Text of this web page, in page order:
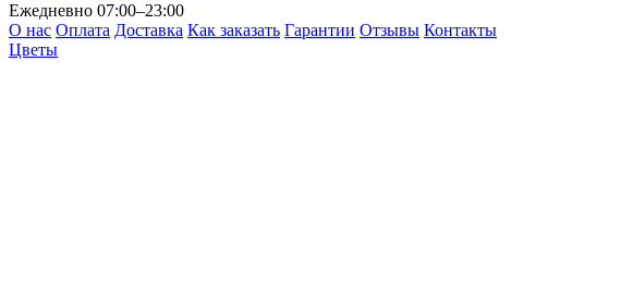
Ежедневно 07:00–23:00
О нас Оплата Доставка Как заказать Гарантии Отзывы Контакты
Цветы